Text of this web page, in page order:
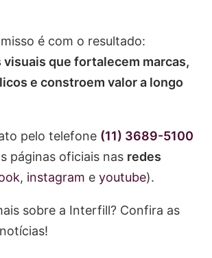
é com o resultado:
que fortalecem marcas,
e constroem valor a longo
pelo telefone (11) 3689-5100
páginas oficiais nas redes
, instagram e youtube).
sobre a Interfill? Confira as